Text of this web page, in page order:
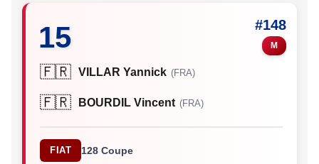
15 #148
M
🇫🇷 VILLAR Yannick (FRA)
🇫🇷 BOURDIL Vincent (FRA)
FIAT 128 Coupe